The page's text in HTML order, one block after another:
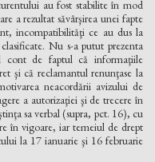
au fost stabilite în mod
a rezultat săvârşirea unei fapte
incompatibilităţi ce au dus la
Nu s-a putut prezenta
cont de faptul că informaţiile
şi că reclamantul renunţase la
neacordării avizului de
a autorizaţiei şi de trecere în
sa verbal (supra, pct. 16), cu
în vigoare, iar temeiul de drept
la 17 ianuarie şi 16 februarie